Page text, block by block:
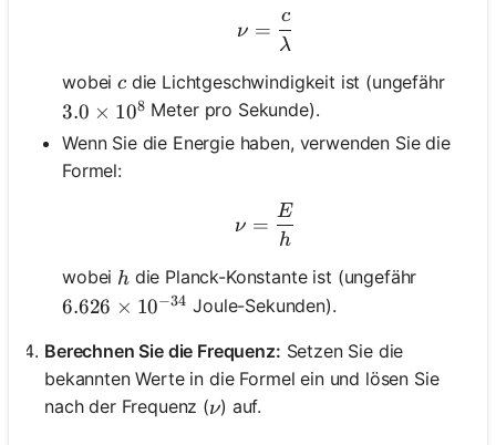
\nu =
ν =
λ
c
wobeic
cdie Lichtgeschwindigkeit ist (ungefähr
3.0 \times 10^8
3.0 × 108 Meter pro Sekunde).
Wenn Sie die Energie haben, verwenden Sie die
Formel:
\nu = \frac{E}{h}
ν =
h
E
wobei h
hdie Planck-Konstante ist (ungefähr
6.626 \times 10^{-34}
6.626 × 10−34 Joule-Sekunden).
Berechnen Sie die Frequenz: Setzen Sie die
bekannten Werte in die Formel ein und lösen Sie
nach der Frequenz (\nu
ν) auf.